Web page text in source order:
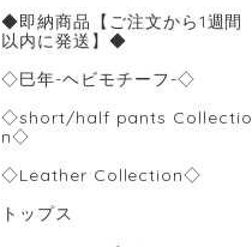
◆即納商品【ご注文から1週間
以内に発送】◆
◇巳年-ヘビモチーフ-◇
◇short/half pants Collectio
n◇
◇Leather Collection◇
トップス